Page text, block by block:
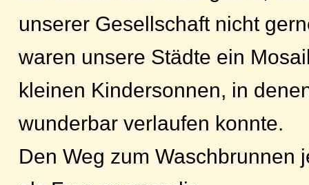
unserer Gesellschaft nicht
waren unsere Städte ein
kleinen Kindersonnen, in
wunderbar verlaufen konnte.
Den Weg zum Waschbrunnen